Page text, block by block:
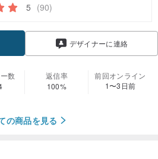
5 (90)
デザイナーに連絡
数
返信率
100%
前回オンライン
1〜3日前
の商品を見る